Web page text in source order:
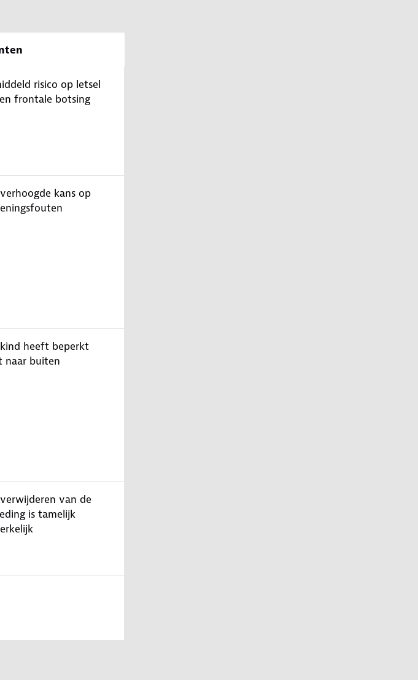
risico op letsel
frontale botsing
kans op
heeft beperkt
naar buiten
van de
is tamelijk